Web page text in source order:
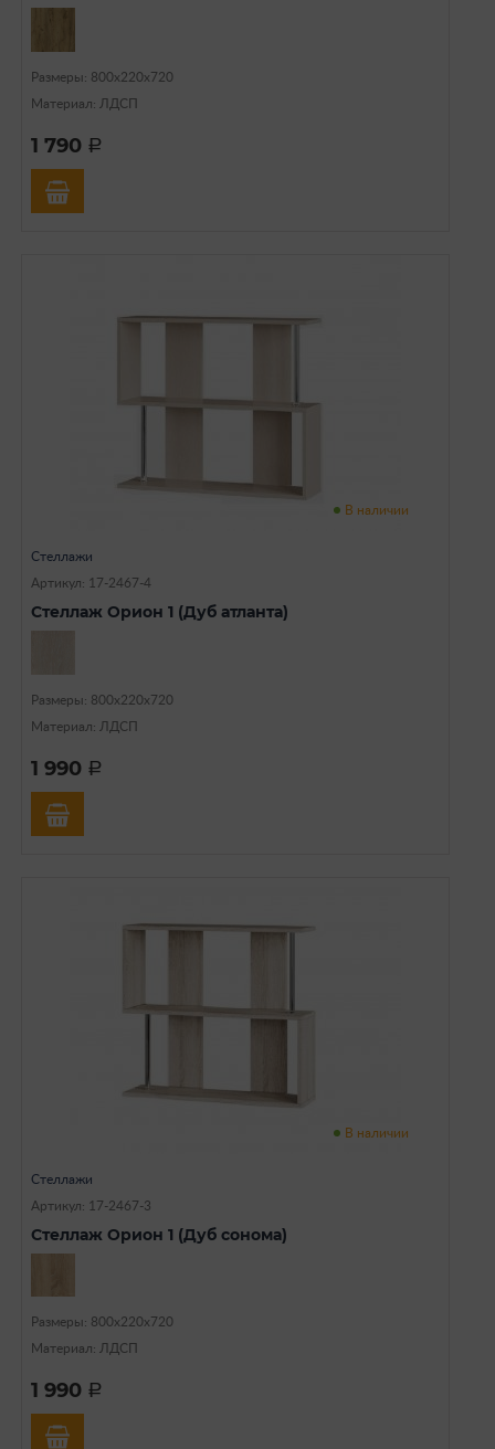
Размеры: 800х220х720
Материал: ЛДСП
1 790 a
В наличии
Стеллажи
Артикул: 17-2467-4
Стеллаж Орион 1 (Дуб атланта)
Размеры: 800х220х720
Материал: ЛДСП
1 990 a
В наличии
Стеллажи
Артикул: 17-2467-3
Стеллаж Орион 1 (Дуб сонома)
Размеры: 800х220х720
Материал: ЛДСП
1 990 a